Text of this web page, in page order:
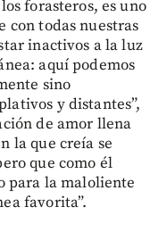
forasteros, es uno
con todas nuestras
inactivos a la luz
aquí podemos
sino
y distantes”,
de amor llena
la que creía se
que como él
para la maloliente
favorita”.